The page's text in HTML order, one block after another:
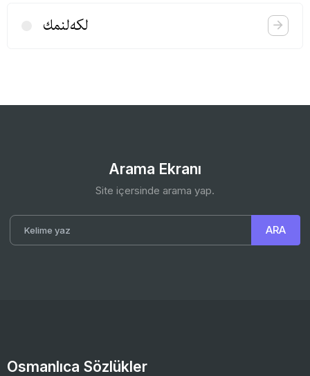
لكه‌لنمك
Arama Ekranı
Site içersinde arama yap.
Osmanlıca Sözlükler